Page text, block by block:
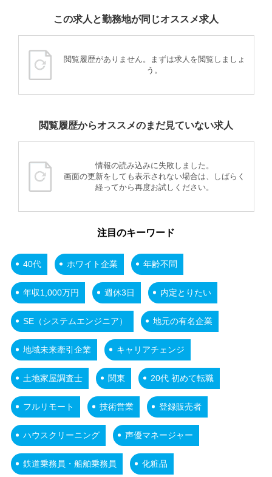
この求人と勤務地が同じオススメ求人
閲覧履歴がありません。まずは求人を閲覧しましょ
う。
閲覧履歴からオススメのまだ見ていない求人
情報の読み込みに失敗しました。
画面の更新をしても表示されない場合は、しばらく
経ってから再度お試しください。
注目のキーワード
40代 ホワイト企業 年齢不問
年収1,000万円 週休3日 内定とりたい
SE（システムエンジニア） 地元の有名企業
地域未来牽引企業 キャリアチェンジ
土地家屋調査士 関東 20代 初めて転職
フルリモート 技術営業 登録販売者
ハウスクリーニング 声優マネージャー
鉄道乗務員・船舶乗務員 化粧品